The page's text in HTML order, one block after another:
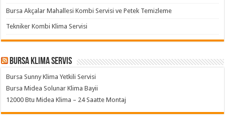
Bursa Akçalar Mahallesi Kombi Servisi ve Petek Temizleme
Tekniker Kombi Klima Servisi
Bursa klima servis
Bursa Sunny Klima Yetkili Servisi
Bursa Midea Solunar Klima Bayii
12000 Btu Midea Klima – 24 Saatte Montaj